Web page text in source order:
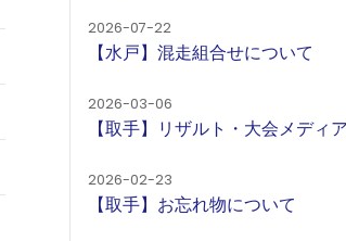
2026-07-22
【水戸】混走組合せについて
2026-03-06
【取手】リザルト・大会メディ
2026-02-23
【取手】お忘れ物について